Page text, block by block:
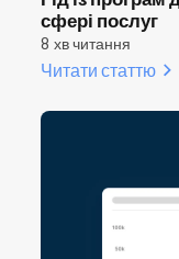
сфері послуг
8 хв читання
Читати статтю